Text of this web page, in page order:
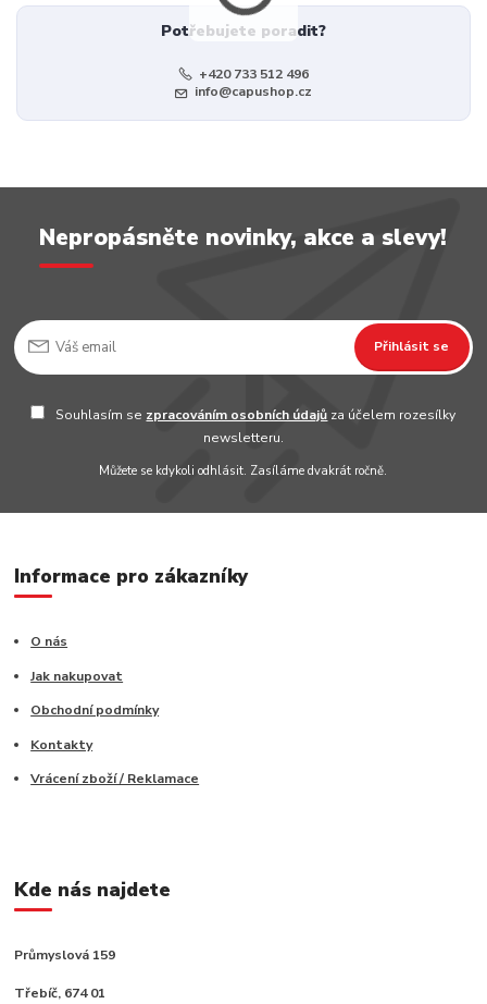
Potřebujete poradit?
+420 733 512 496
info@capushop.cz
Nepropásněte novinky, akce a slevy!
Přihlásit se
Souhlasím se zpracováním osobních údajů za účelem rozesílky
newsletteru.
Můžete se kdykoli odhlásit. Zasíláme dvakrát ročně.
Informace pro zákazníky
O nás
Jak nakupovat
Obchodní podmínky
Kontakty
Vrácení zboží / Reklamace
Kde nás najdete
Průmyslová 159
Třebíč, 674 01